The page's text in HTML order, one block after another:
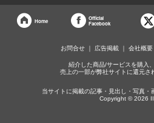
Home
Official
Facebook
お問合せ 広告掲載 会社概要
紹介した商品/サービスを購入
売上の一部が弊社サイトに還元さ
当サイトに掲載の記事・見出し・写真・
Copyright © 2026